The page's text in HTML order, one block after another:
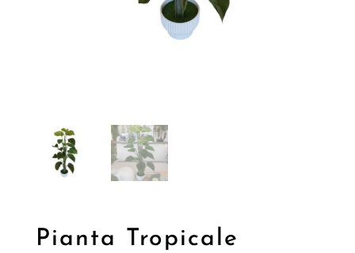
Pianta Tropicale